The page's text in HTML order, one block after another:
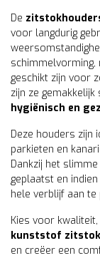
De
voor langdurig
geschikt zijn voor
zijn ze
hygiënisch en
Deze houders zijn
parkieten en
Dankzij het
geplaatst en
hele verblijf aan te
Kies voor
kunststof
en creëer een